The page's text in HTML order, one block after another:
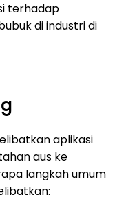
terhadap
di industri di
aplikasi
aus ke
langkah umum